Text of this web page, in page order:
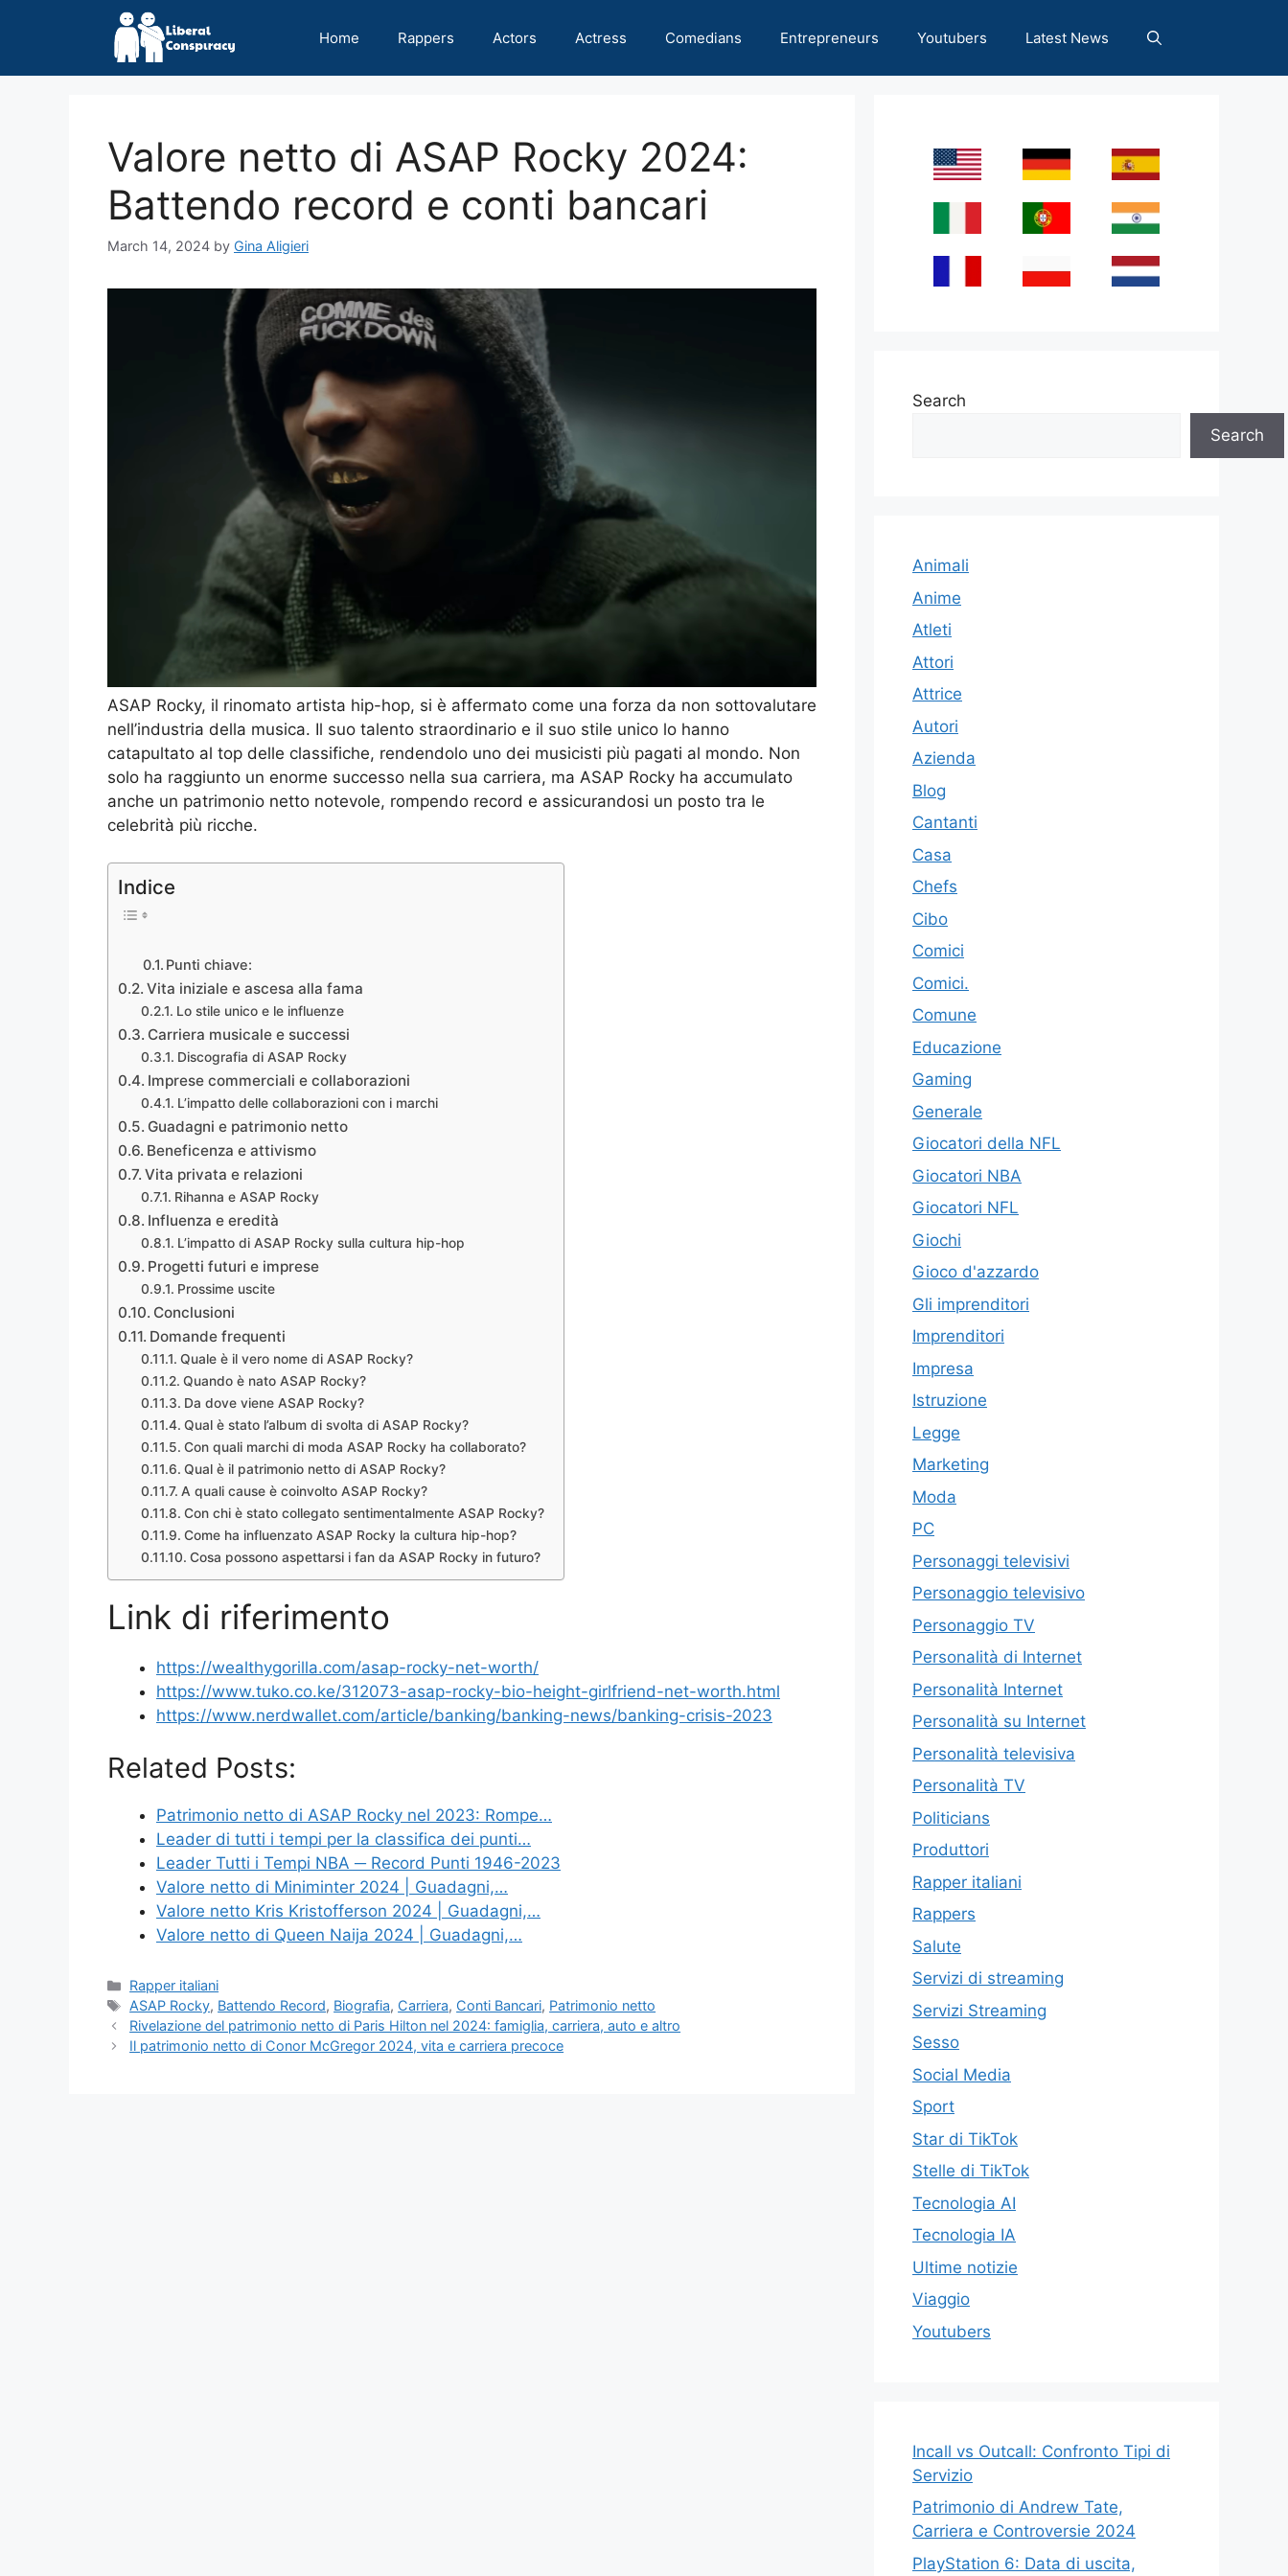
Home Rappers Actors Actress Comedians Entrepreneurs Youtubers Latest News
Valore netto di ASAP Rocky 2024:
Battendo record e conti bancari
March 14, 2024 by Gina Aligieri
ASAP Rocky, il rinomato artista hip-hop, si è affermato come una forza da non sottovalutare
nell’industria della musica. Il suo talento straordinario e il suo stile unico lo hanno
catapultato al top delle classifiche, rendendolo uno dei musicisti più pagati al mondo. Non
solo ha raggiunto un enorme successo nella sua carriera, ma ASAP Rocky ha accumulato
anche un patrimonio netto notevole, rompendo record e assicurandosi un posto tra le
celebrità più ricche.
Indice
Punti chiave:
Vita iniziale e ascesa alla fama
Lo stile unico e le influenze
Carriera musicale e successi
Discografia di ASAP Rocky
Imprese commerciali e collaborazioni
L’impatto delle collaborazioni con i marchi
Guadagni e patrimonio netto
Beneficenza e attivismo
Vita privata e relazioni
Rihanna e ASAP Rocky
Influenza e eredità
L’impatto di ASAP Rocky sulla cultura hip-hop
Progetti futuri e imprese
Prossime uscite
Conclusioni
Domande frequenti
Quale è il vero nome di ASAP Rocky?
Quando è nato ASAP Rocky?
Da dove viene ASAP Rocky?
Qual è stato l’album di svolta di ASAP Rocky?
Con quali marchi di moda ASAP Rocky ha collaborato?
Qual è il patrimonio netto di ASAP Rocky?
A quali cause è coinvolto ASAP Rocky?
Con chi è stato collegato sentimentalmente ASAP Rocky?
Come ha influenzato ASAP Rocky la cultura hip-hop?
Cosa possono aspettarsi i fan da ASAP Rocky in futuro?
Link di riferimento
https://wealthygorilla.com/asap-rocky-net-worth/
https://www.tuko.co.ke/312073-asap-rocky-bio-height-girlfriend-net-worth.html
https://www.nerdwallet.com/article/banking/banking-news/banking-crisis-2023
Related Posts:
Patrimonio netto di ASAP Rocky nel 2023: Rompe…
Leader di tutti i tempi per la classifica dei punti…
Leader Tutti i Tempi NBA ─ Record Punti 1946-2023
Valore netto di Miniminter 2024 | Guadagni,…
Valore netto Kris Kristofferson 2024 | Guadagni,…
Valore netto di Queen Naija 2024 | Guadagni,…
Categories
Rapper italiani
Tags
ASAP Rocky, Battendo Record, Biografia, Carriera, Conti Bancari, Patrimonio netto
Rivelazione del patrimonio netto di Paris Hilton nel 2024: famiglia, carriera, auto e altro
Il patrimonio netto di Conor McGregor 2024, vita e carriera precoce
Search
Search
Animali
Anime
Atleti
Attori
Attrice
Autori
Azienda
Blog
Cantanti
Casa
Chefs
Cibo
Comici
Comici.
Comune
Educazione
Gaming
Generale
Giocatori della NFL
Giocatori NBA
Giocatori NFL
Giochi
Gioco d'azzardo
Gli imprenditori
Imprenditori
Impresa
Istruzione
Legge
Marketing
Moda
PC
Personaggi televisivi
Personaggio televisivo
Personaggio TV
Personalità di Internet
Personalità Internet
Personalità su Internet
Personalità televisiva
Personalità TV
Politicians
Produttori
Rapper italiani
Rappers
Salute
Servizi di streaming
Servizi Streaming
Sesso
Social Media
Sport
Star di TikTok
Stelle di TikTok
Tecnologia AI
Tecnologia IA
Ultime notizie
Viaggio
Youtubers
Incall vs Outcall: Confronto Tipi di
Servizio
Patrimonio di Andrew Tate,
Carriera e Controversie 2024
PlayStation 6: Data di uscita,